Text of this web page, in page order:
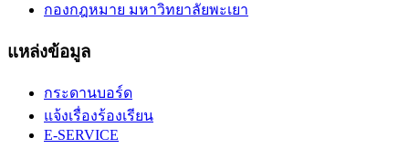
กองกฎหมาย มหาวิทยาลัยพะเยา
แหล่งข้อมูล
กระดานบอร์ด
แจ้งเรื่องร้องเรียน
E-SERVICE